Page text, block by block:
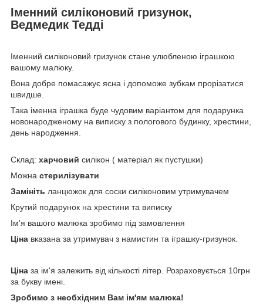
Іменний силіконовий гризунок,
Ведмедик Тедді
Іменний силіконовий гризунок стане улюбленою іграшкою
вашому малюку.
Вона добре помасажує ясна і допоможе зубкам прорізатися
швидше.
Така іменна іграшка буде чудовим варіантом для подарунка
новонародженому на виписку з пологового будинку, хрестини,
день народження.
Склад: харчовий силікон ( матеріал як пустушки)
Можна стерилізувати
Замініть ланцюжок для соски силіконовим утримувачем
Крутий подарунок на хрестини та виписку
Ім'я вашого малюка зробимо під замовлення
Ціна вказана за утримувач з намистин та іграшку-гризунок.
Ціна за ім'я залежить від кількості літер. Розраховується 10грн
за букву імені.
Зробимо з необхідним Вам ім'ям малюка!